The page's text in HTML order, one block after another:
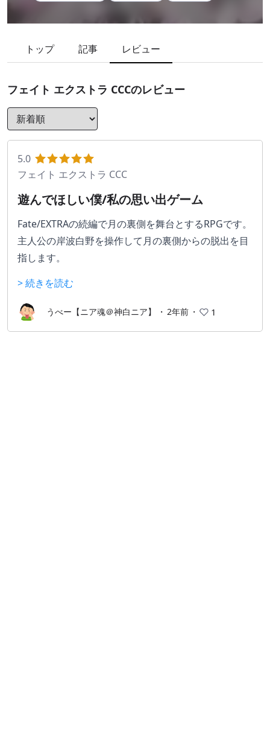
トップ 記事 レビュー
フェイト エクストラ CCCのレビュー
5.0
フェイト エクストラ CCC
遊んでほしい僕/私の思い出ゲーム
Fate/EXTRAの続編で月の裏側を舞台とするRPGです。
主人公の岸波白野を操作して月の裏側からの脱出を目
指します。
ーのネロ、アーチャーの無銘（エミヤとは別世界
線）、キャスターのタマモに加えて月の裏側で眠って
いたギルガメッシュです。
> 続きを読む
うべー【ニア魂＠神白ニア】 ・ 2年前 ・ 1